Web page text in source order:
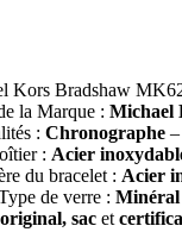
Kors Bradshaw
la Marque : Michael
: Chronographe
: Acier
du bracelet : Acier
de verre : Minéral
sac et